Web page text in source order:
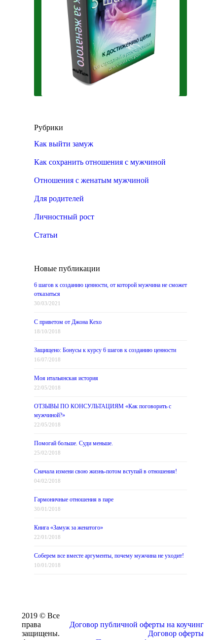
Рубрики
Как выйти замуж
Как сохранить отношения с мужчиной
Отношения с женатым мужчиной
Для родителей
Личностный рост
Статьи
Новые публикации
6 шагов к созданию ценности, от которой мужчина не сможет
отказаться
30/03/2021
С приветом от Джона Кехо
18/10/2018
Защищено: Бонусы к курсу 6 шагов к созданию ценности
16/07/2018
Моя итальянская история
22/05/2018
ОТЗЫВЫ ПО КОНСУЛЬТАЦИЯМ «Как поговорить с
мужчиной?»
22/05/2018
Помогай больше. Суди меньше.
25/02/2018
Сначала измени свою жизнь-потом вступай в отношения!
04/02/2018
Гармоничные отношения в паре
30/01/2018
Книга «Замуж за женатого»
22/01/2018
Соберем все вместе аргументы, почему мужчина не уходит!
10/01/2018
2019 © Все
права
защищены.
Договор публичной оферты на коучинг
Договор оферты